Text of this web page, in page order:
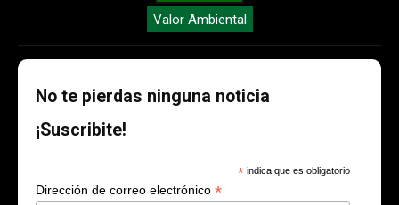
Valor Ambiental
No te pierdas ninguna noticia
¡Suscribite!
* indica que es obligatorio
Dirección de correo electrónico *